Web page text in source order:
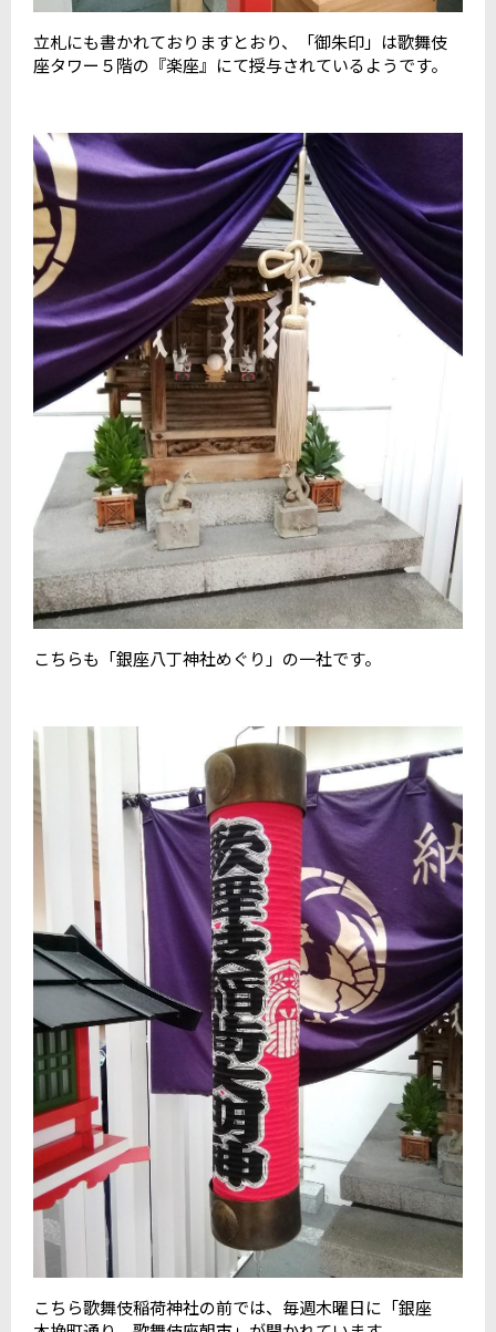
立札にも書かれておりますとおり、「御朱印」は歌舞伎
座タワー５階の『楽座』にて授与されているようです。
こちらも「銀座八丁神社めぐり」の一社です。
こちら歌舞伎稲荷神社の前では、毎週木曜日に「銀座